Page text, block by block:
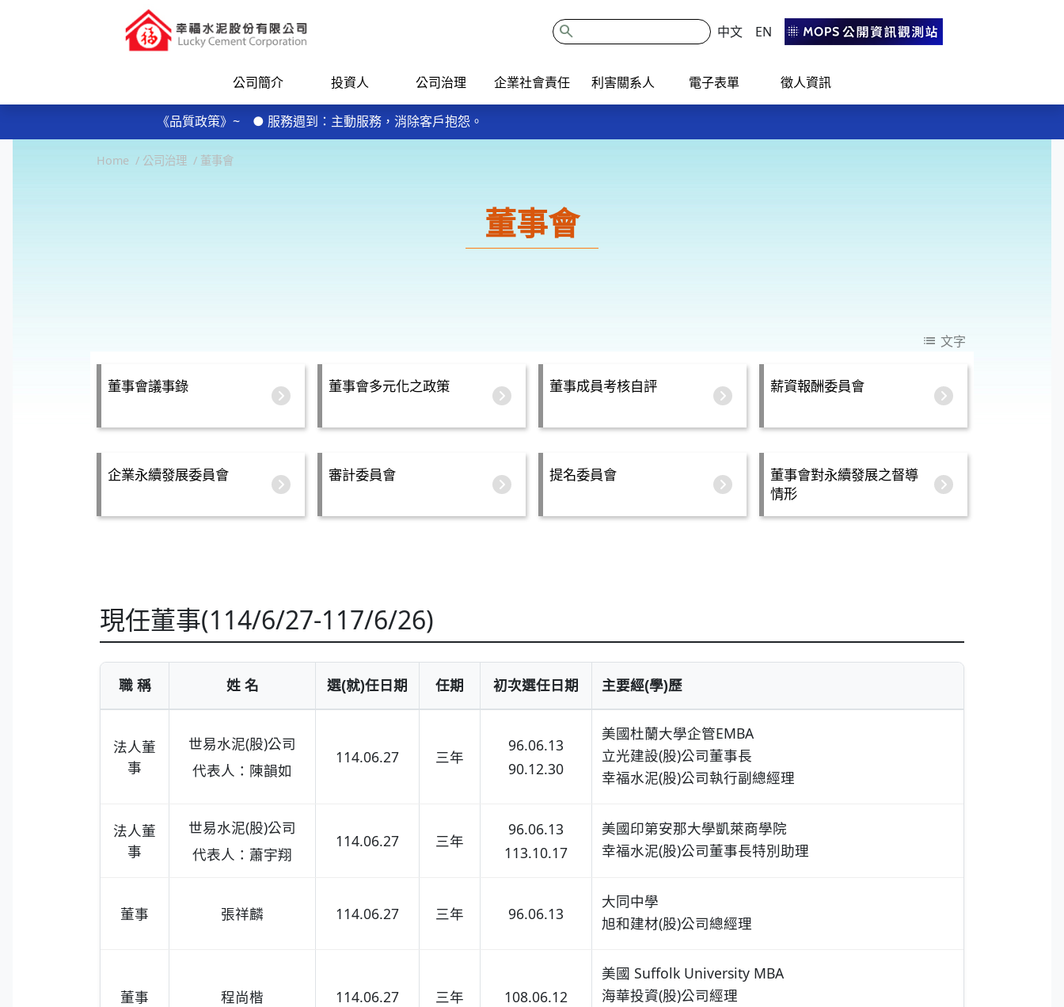
search 中文 EN
公司簡介 投資人 公司治理 企業社會責任 利害關系人 電子表單
徵人資訊
每日規律運動30分鐘輕鬆做 天天我的餐盤6口訣餐餐吃，多運動、多蔬果、少含糖飲料，健康好生活！
《品質政策》~ ● 服務週到：主動服務，消除客戶抱怨。
● 品質保證：控制不良率，實施及維持ISO9001：2015品質管理系統。
每日規律運動30分鐘輕鬆做 天天我的餐盤6口訣餐餐吃，多運動、多蔬果、少含糖飲料，健康好生活！
Home 公司治理 董事會
董事會
list 文字
董事會議事錄 董事會多元化之政策 董事成員考核自評 薪資報酬委員會
企業永續發展委員會 審計委員會 提名委員會
董事會對永續發展之督導
情形
現任董事(114/6/27-117/6/26)
職 稱 姓 名 選(就)任日期 任期 初次選任日期 主要經(學)歷
法人董
事
世易水泥(股)公司
代表人：陳韻如
114.06.27 三年
96.06.13
90.12.30
美國杜蘭大學企管EMBA
立光建設(股)公司董事長
幸福水泥(股)公司執行副總經理
法人董
事
世易水泥(股)公司
代表人：蕭宇翔
114.06.27 三年
96.06.13
113.10.17
美國印第安那大學凱萊商學院
幸福水泥(股)公司董事長特別助理
董事 張祥麟 114.06.27 三年 96.06.13
大同中學
旭和建材(股)公司總經理
董事 程尚楷 114.06.27 三年 108.06.12
美國 Suffolk University MBA
海華投資(股)公司經理